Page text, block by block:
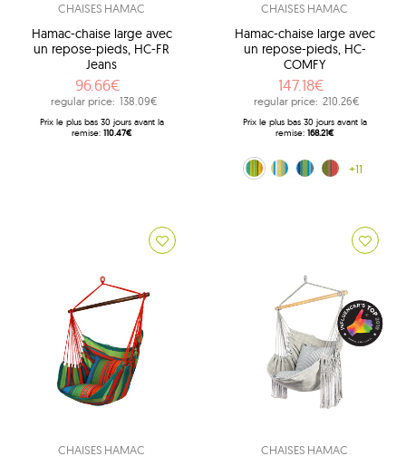
CHAISES HAMAC
Hamac-chaise large avec
un repose-pieds, HC-FR
Jeans
96.66€
regular price: 138.09€
Prix ​​le plus bas 30 jours avant la
remise: 110.47€
CHAISES HAMAC
Hamac-chaise large avec
un repose-pieds, HC-
COMFY
147.18€
regular price: 210.26€
Prix ​​le plus bas 30 jours avant la
remise: 168.21€
Kuna Yala (188)
200x100 (204)
bleu (242)
tęczowy (272)
+11
CHAISES HAMAC CHAISES HAMAC